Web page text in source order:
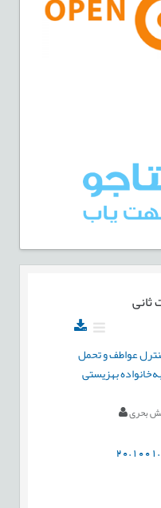
عواطف و تحمل
بهزیستی
بحری